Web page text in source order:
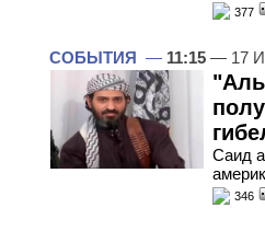
377
СОБЫТИЯ — 11:15 — 17
Саид
346